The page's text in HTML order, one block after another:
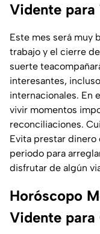
Vidente para
Este mes será muy
trabajo y el cierre
suerte
interesantes,
internacionales. En
vivir momentos
reconciliaciones.
Evita prestar dinero
periodo para
disfrutar de algún
Horóscopo
Vidente